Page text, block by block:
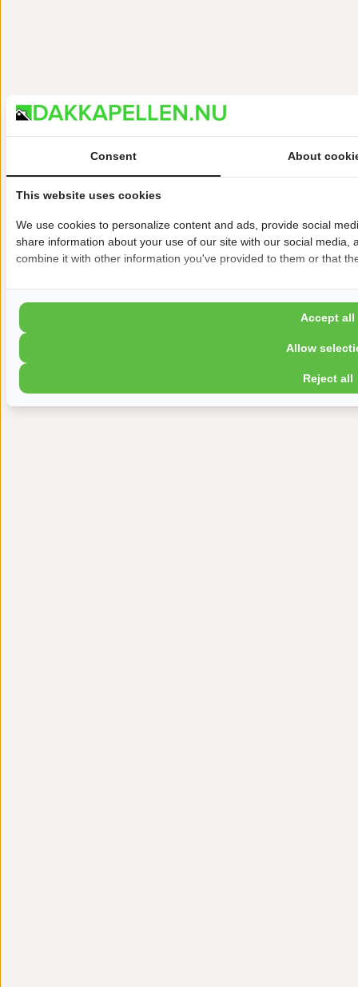
Consent About
This website uses cookies
We use cookies to personalize content and ads, provide social
share information about your use of our site with our social
combine it with other information you've provided to them or that
Reject all
Allow
Accept all